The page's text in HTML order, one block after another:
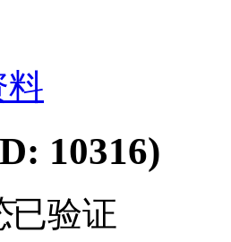
料
10316)
已验证